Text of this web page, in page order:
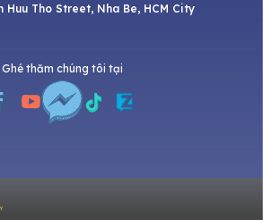
Huu Tho Street, Nha Be, HCM City
Ghé thăm chúng tôi tại